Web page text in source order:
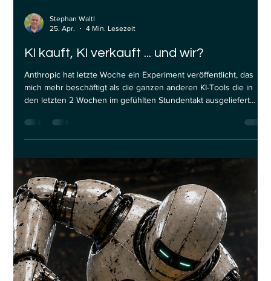
Stephan Waltl
25. Apr.
4 Min. Lesezeit
KI kauft, KI verkauft ... und wir?
Anthropic hat letzte Woche ein Experiment veröffentlicht, das
mich mehr beschäftigt als die ganzen anderen KI-Tools die in
den letzten 2 Wochen im gefühlten Stundentakt ausgeliefert
wurden. Nicht weil es technisch besonders komplex wäre.